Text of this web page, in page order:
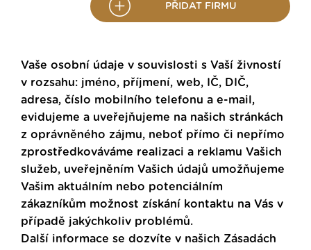
PŘIDAT FIRMU
Vaše osobní údaje v souvislosti s Vaší živností
v rozsahu: jméno, příjmení, web, IČ, DIČ,
adresa, číslo mobilního telefonu a e-mail,
evidujeme a uveřejňujeme na našich stránkách
z oprávněného zájmu, neboť přímo či nepřímo
zprostředkováváme realizaci a reklamu Vašich
služeb, uveřejněním Vašich údajů umožňujeme
Vašim aktuálním nebo potenciálním
zákazníkům možnost získání kontaktu na Vás v
případě jakýchkoliv problémů.
Další informace se dozvíte v našich Zásadách